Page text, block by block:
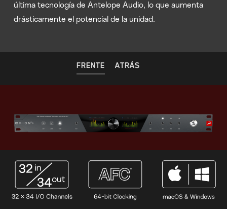
última tecnología de Antelope Audio, lo que aumenta
drásticamente el potencial de la unidad.
FRENTE ATRÁS